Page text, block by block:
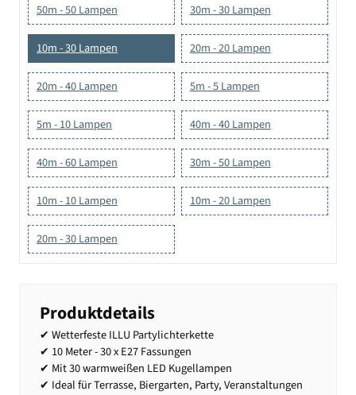
50m - 50 Lampen
30m - 30 Lampen
10m - 30 Lampen 20m - 20 Lampen
20m - 40 Lampen 5m - 5 Lampen
5m - 10 Lampen 40m - 40 Lampen
40m - 60 Lampen 30m - 50 Lampen
10m - 10 Lampen 10m - 20 Lampen
20m - 30 Lampen
Produktdetails
✔ Wetterfeste ILLU Partylichterkette
✔ 10 Meter - 30 x E27 Fassungen
✔ Mit 30 warmweißen LED Kugellampen
✔ Ideal für Terrasse, Biergarten, Party, Veranstaltungen